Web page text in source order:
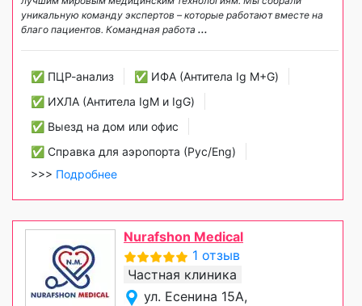
уникальную команду экспертов – которые работают вместе на
благо пациентов. Командная работа ...
✅ ПЦР-анализ
✅ ИФА (Антитела Ig М+G)
✅ ИХЛА (Антитела IgM и IgG)
✅ Выезд на дом или офис
✅ Справка для аэропорта (Рус/Eng)
>>> Подробнее
Nurafshon Medical
1 отзыв
Частная клиника
ул. Есенина 15А,